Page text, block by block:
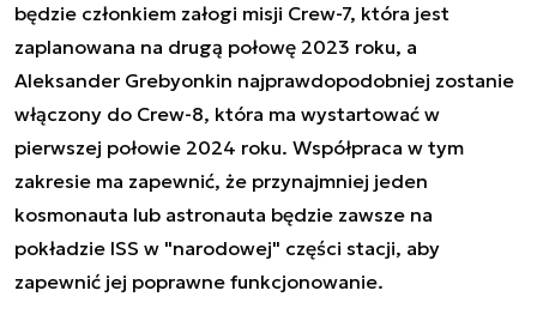
będzie członkiem załogi misji Crew-7, która jest
zaplanowana na drugą połowę 2023 roku, a
Aleksander Grebyonkin najprawdopodobniej zostanie
włączony do Crew-8, która ma wystartować w
pierwszej połowie 2024 roku. Współpraca w tym
zakresie ma zapewnić, że przynajmniej jeden
kosmonauta lub astronauta będzie zawsze na
pokładzie ISS w "narodowej" części stacji, aby
zapewnić jej poprawne funkcjonowanie.